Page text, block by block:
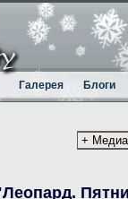
Галерея Блоги